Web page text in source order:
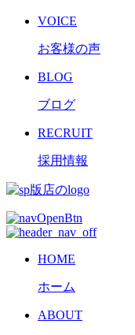
VOICE
お客様の声
BLOG
ブログ
RECRUIT
採用情報
HOME
ホーム
ABOUT